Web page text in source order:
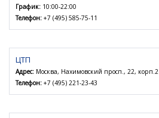
График: 10:00-22:00
Телефон: +7 (495) 585-75-11
ЦТП
Адрес: Москва, Нахимовский просп., 22, корп.2
Телефон: +7 (495) 221-23-43